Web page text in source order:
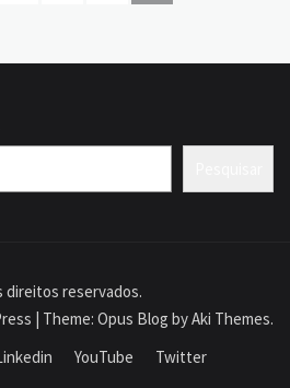
direitos reservados.
Theme: Opus Blog byAki Themes.
YouTube Twitter